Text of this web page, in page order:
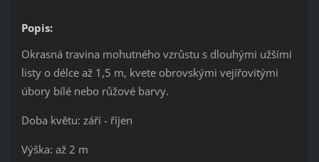
Popis:
Okrasná travina mohutného vzrůstu s dlouhými užšími
listy o délce až 1,5 m, kvete obrovskými vejířovitými
úbory bílé nebo růžové barvy.
Doba květu: září - říjen
Výška: až 2 m